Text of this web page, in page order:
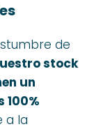
de
stock
un
a la